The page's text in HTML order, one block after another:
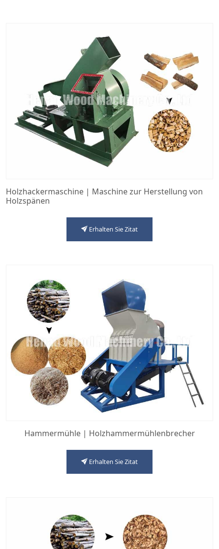
Holzhackermaschine | Maschine zur Herstellung von
Holzspänen
Erhalten Sie Zitat
Hammermühle | Holzhammermühlenbrecher
Erhalten Sie Zitat